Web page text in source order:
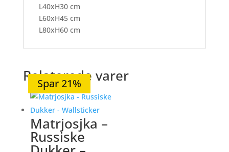
L40xH30 cm
L60xH45 cm
L80xH60 cm
Relaterede varer
Spar 20%
Matrjosjka –
Russiske
Spar 20%
Spar 19%
Spar 20%
Spar 21%